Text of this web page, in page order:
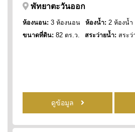
พัทยาตะวันออก
ห้องนอน: 3 ห้องนอน ห้องน้ำ: 2 ห้องน้ำ
ขนาดที่ดิน: 82 ตร.ว. สระว่ายน้ำ: สระ
ดูข้อมูล